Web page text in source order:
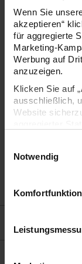
Wenn Sie
akzeptieren“
für aggregierte
Marketing-
Werbung auf
anzuzeigen.
Klicken Sie auf
ausschließlich,
Website
Ihre
Link „Cookie-
verwendeten
Daten finden
Notwendig
wunderschön
Sie sich mit
Blumenstrauß
Ihren Liebsten
- ideal zum
- Größe: 55x20cm
- Farbe: Rosé